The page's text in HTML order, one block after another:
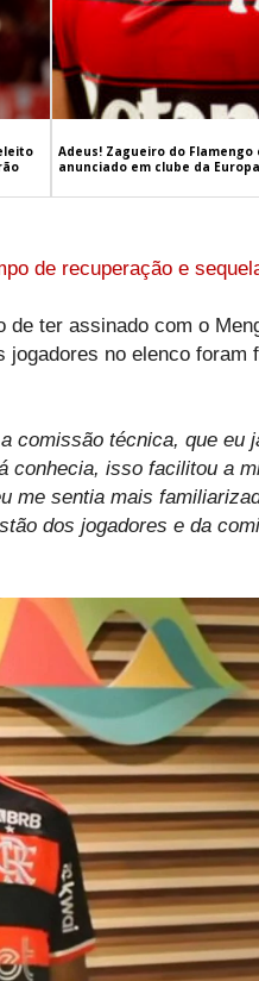
Adeus! Zagueiro do Flamengo
anunciado em clube da Europa
de recuperação e
de ter assinado com o
jogadores no elenco foram
comissão técnica, que eu
conhecia, isso facilitou a
me sentia mais
dos jogadores e da